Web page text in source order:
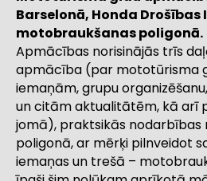
Barselonā, Honda
motobraukšanas poligonā.
Apmācības norisinājās trīs
apmācība (par mototūrisma
iemaņām, grupu
un citām aktualitātēm, kā arī
jomā), praktsikās nodarbības
poligonā, ar mērķi pilnveidot
iemaņas un trešā –